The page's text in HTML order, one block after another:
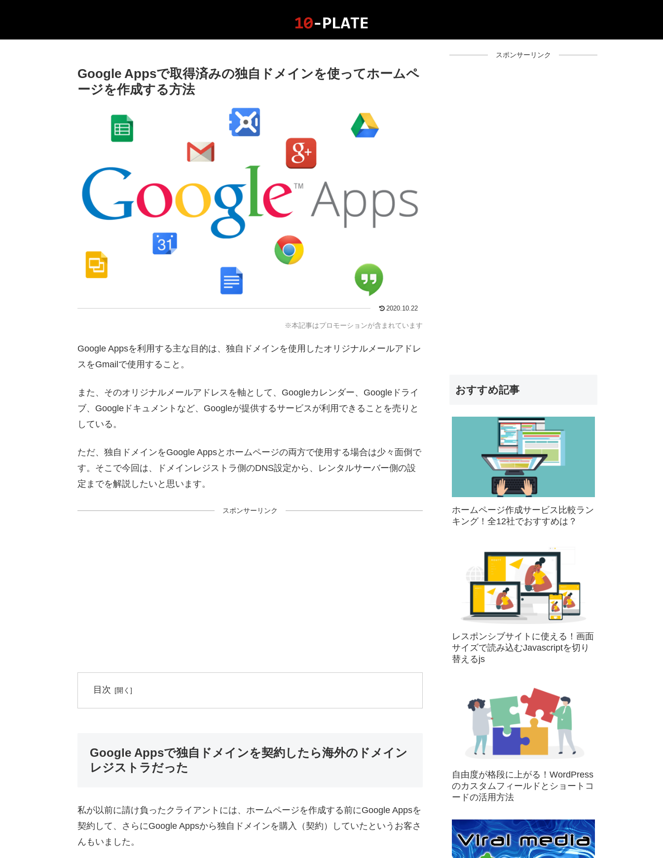
Google Appsで取得済みの独自ドメインを使ってホームペ
ージを作成する方法
2020.10.22
※本記事はプロモーションが含まれています
Google Appsを利用する主な目的は、独自ドメインを使用したオリジナルメールアドレ
スをGmailで使用すること。
また、そのオリジナルメールアドレスを軸として、Googleカレンダー、Googleドライ
ブ、Googleドキュメントなど、Googleが提供するサービスが利用できることを売りと
している。
ただ、独自ドメインをGoogle Appsとホームページの両方で使用する場合は少々面倒で
す。そこで今回は、ドメインレジストラ側のDNS設定から、レンタルサーバー側の設
定までを解説したいと思います。
スポンサーリンク
目次
Google Appsで独自ドメインを契約したら海外のドメイン
レジストラだった
私が以前に請け負ったクライアントには、ホームページを作成する前にGoogle Appsを
契約して、さらにGoogle Appsから独自ドメインを購入（契約）していたというお客さ
んもいました。
スポンサーリンク
おすすめ記事
ホームページ作成サービス比較ラン
キング！全12社でおすすめは？
レスポンシブサイトに使える！画面
サイズで読み込むJavascriptを切り
替えるjs
自由度が格段に上がる！WordPress
のカスタムフィールドとショートコ
ードの活用方法